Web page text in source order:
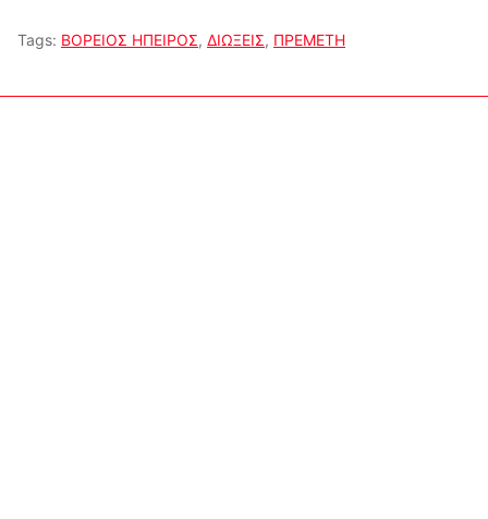
Tags: ΒΟΡΕΙΟΣ ΗΠΕΙΡΟΣ, ΔΙΩΞΕΙΣ, ΠΡΕΜΕΤΗ